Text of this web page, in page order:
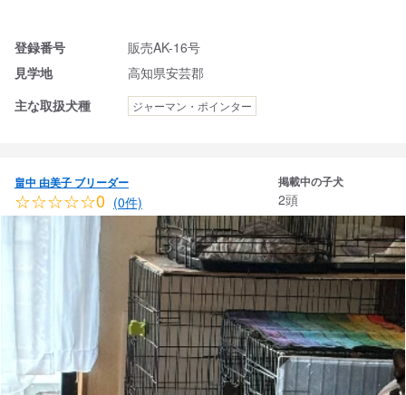
登録番号
販売AK-16号
見学地
高知県安芸郡
主な取扱犬種
ジャーマン・ポインター
畠中 由美子 ブリーダー
☆☆☆☆☆0 (0件)
掲載中の子犬
2頭